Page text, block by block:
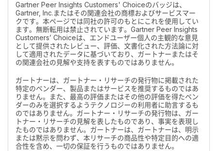
Gartner Peer Insights Customers' Choiceのバッジは、
Gartner, Inc.またはその関連会社の商標およびサービスマー
クです。本ページでは同社の許可のもとにこれを使用してい
ます。無断転用は禁止されています。Gartner Peer Insights
Customers’ Choiceは、エンドユーザー個人の主観的な意見
として提供されたレビュー、評価、文書化された方法論に対
して適用されたデータに基づいており、ガートナーまたはそ
の関連会社の見解や支持を表すものではありません。
ガートナーは、ガートナー・リサーチの発行物に掲載された
特定のベンダー、製品またはサービスを推奨するものではあ
りません。また、最高の評価またはその他の評価を得たベン
ダーのみを選択するようテクノロジーの利用者に助言するも
のではありません。ガートナー・リサーチの発行物は、ガー
トナー・リサーチの見解を表したものであり、事実を表現し
たものではありません。ガートナーは、ガートナーは、明示
または黙示を問わず、本リサーチの商品性や特定目的への適
合性を含め、一切の保証を行うものではありません。